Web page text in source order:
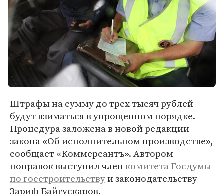
Штрафы на сумму до трех тысяч рублей
будут взиматься в упрощенном порядке.
Процедура заложена в новой редакции
закона «Об исполнительном производстве»,
сообщает «Коммерсантъ». Автором
поправок выступил членкомитета Госдумы
по госстроительствуи законодательству
Зариф Байгускаров.